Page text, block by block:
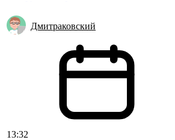
Дмитраковский
13:32